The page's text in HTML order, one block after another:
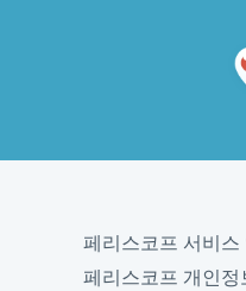
페리스코프 서비스
페리스코프 개인정